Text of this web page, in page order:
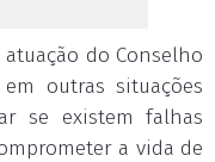
do Conselho
outras situações
se existem falhas
a vida de